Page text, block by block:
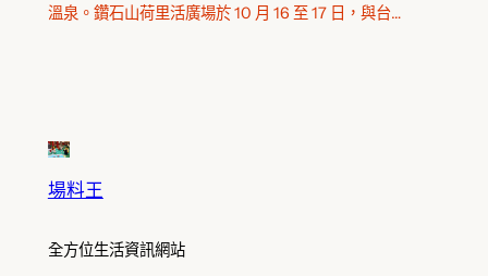
溫泉。鑽石山荷里活廣場於 10 月 16 至 17 日，與台…
場料王
全方位生活資訊網站